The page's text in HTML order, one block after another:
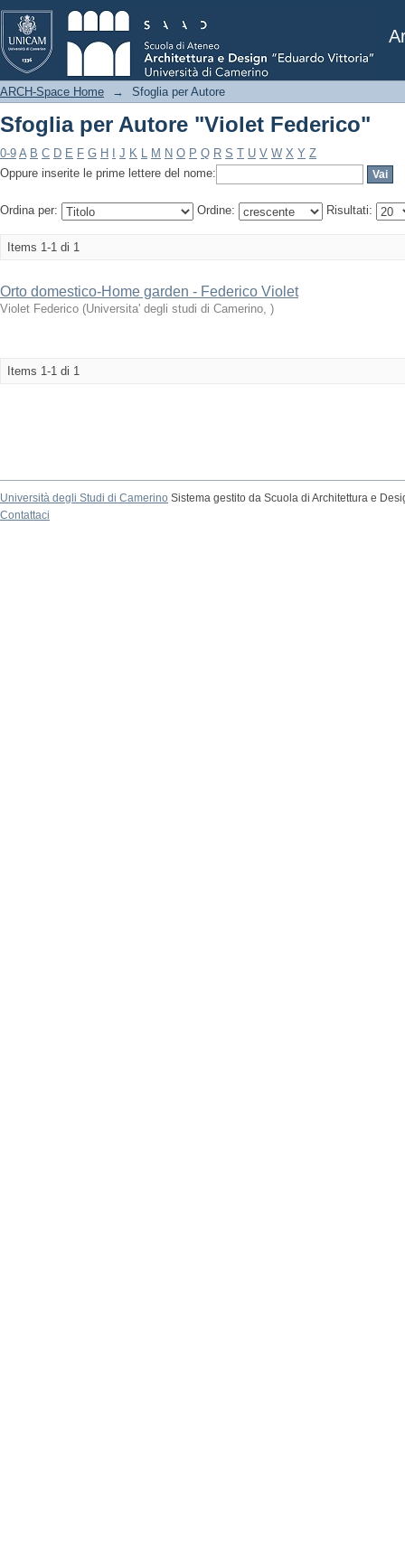
Sfoglia per Autore "Violet Federico"
ARCH-Space Home → Sfoglia per Autore
Sfoglia per Autore "Violet Federico"
0-9 A B C D E F G H J K L M N O P Q R S T U V W X Y Z
Oppure inserite le prime lettere del nome:
Ordina per: Ordine: Risultati:
Items 1-1 di 1
Orto domestico-Home garden - Federico Violet
Violet Federico (Universita' degli studi di Camerino, )
Items 1-1 di 1
Università degli Studi di Camerino Sistema gestito da Scuola di Architettura e
Contattaci